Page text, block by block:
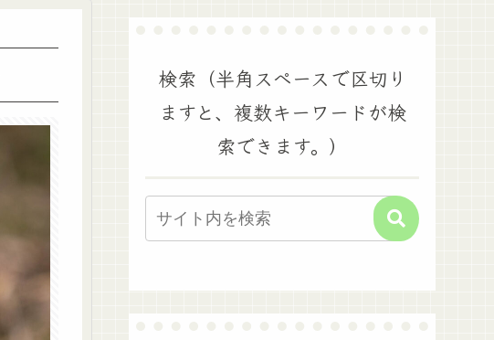
検索（半角スペースで区切り
ますと、複数キーワードが検
索できます。）